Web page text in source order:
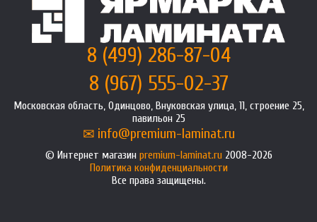
8 (499) 286-87-04
8 (967) 555-02-37
Московская область, Одинцово, Внуковская улица, 11, строение 25,
павильон 25
info@premium-laminat.ru
Интернет магазин premium-laminat.ru2008-2026
Политика конфиденциальности
Все права защищены.